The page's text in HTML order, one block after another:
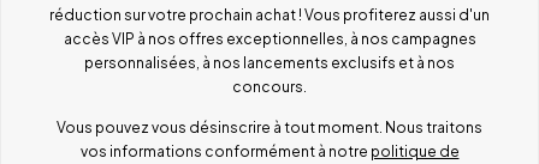
réduction sur votre prochain achat ! Vous profiterez aussi d'un
accès VIP à nos offres exceptionnelles, à nos campagnes
personnalisées, à nos lancements exclusifs et à nos
concours.
Vous pouvez vous désinscrire à tout moment. Nous traitons
vos informations conformément à notre politique de